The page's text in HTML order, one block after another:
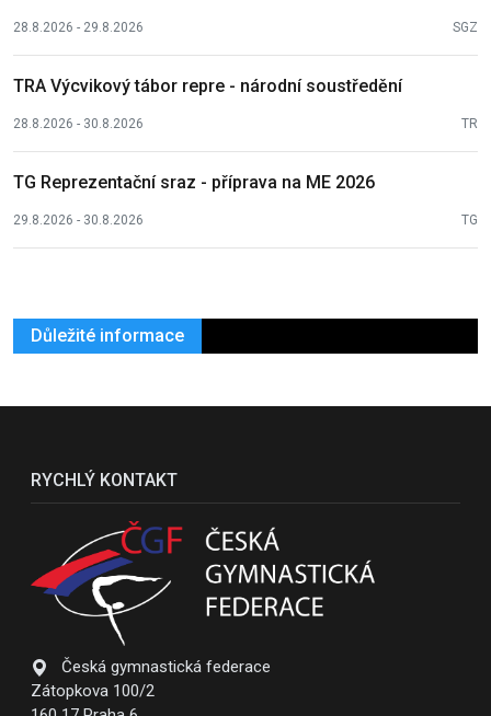
28.8.2026 - 29.8.2026 SGZ
TRA Výcvikový tábor repre - národní soustředění
28.8.2026 - 30.8.2026 TR
TG Reprezentační sraz - příprava na ME 2026
29.8.2026 - 30.8.2026 TG
Důležité informace
RYCHLÝ KONTAKT
Česká gymnastická federace
Zátopkova 100/2